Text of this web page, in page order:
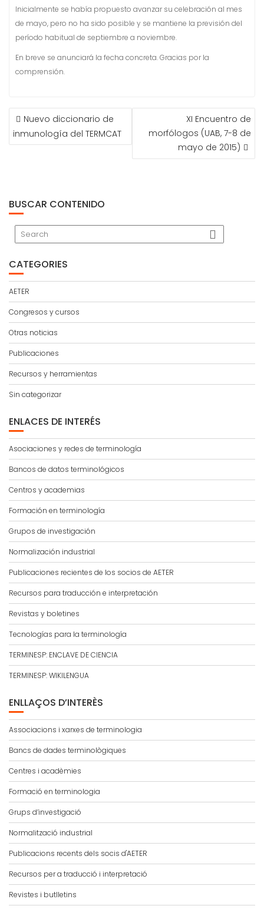
Inicialmente se había propuesto avanzar su celebración al mes
de mayo, pero no ha sido posible y se mantiene la previsión del
período habitual de septiembre a noviembre.
En breve se anunciará la fecha concreta. Gracias por la
comprensión.
NAVEGACIÓN
DE
ENTRADAS
Nuevo diccionario de
inmunología del TERMCAT
XI Encuentro de
morfólogos (UAB, 7-8 de
mayo de 2015)
BUSCAR CONTENIDO
CATEGORIES
AETER
Congresos y cursos
Otras noticias
Publicaciones
Recursos y herramientas
Sin categorizar
ENLACES DE INTERÉS
Asociaciones y redes de terminología
Bancos de datos terminológicos
Centros y academias
Formación en terminología
Grupos de investigación
Normalización industrial
Publicaciones recientes de los socios de AETER
Recursos para traducción e interpretación
Revistas y boletines
Tecnologías para la terminología
TERMINESP: ENCLAVE DE CIENCIA
TERMINESP: WIKILENGUA
ENLLAÇOS D’INTERÈS
Associacions i xarxes de terminologia
Bancs de dades terminològiques
Centres i acadèmies
Formació en terminologia
Grups d’investigació
Normalització industrial
Publicacions recents dels socis d'AETER
Recursos per a traducció i interpretació
Revistes i butlletins